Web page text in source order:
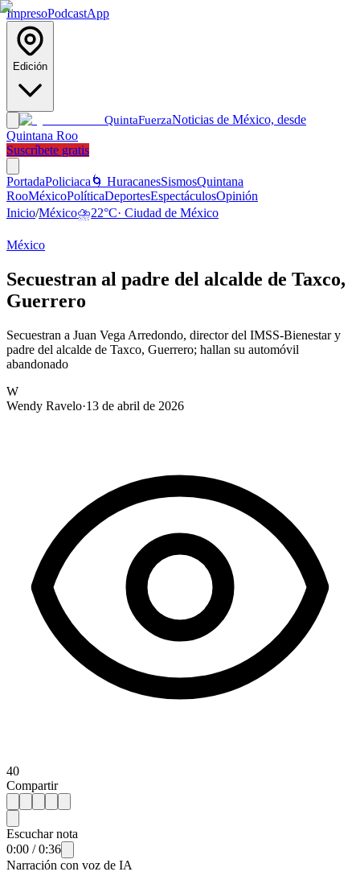
ImpresoPodcastApp
Edición
QuintaFuerzaNoticias de México, desde
Quintana Roo
Suscríbete gratis
PortadaPoliciaca 🌀 HuracanesSismosQuintana
RooMéxicoPolíticaDeportesEspectáculosOpinión
Inicio/México⛈️22°C· Ciudad de México
México
Secuestran al padre del alcalde de Taxco,
Guerrero
Secuestran a Juan Vega Arredondo, director del IMSS-Bienestar y
padre del alcalde de Taxco, Guerrero; hallan su automóvil
abandonado
W
Wendy Ravelo·13 de abril de 2026
40
Compartir
Escuchar nota
0:00 /0:36
Narración con voz de IA